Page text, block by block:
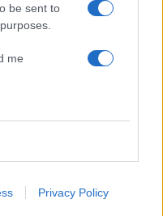
be sent to
me
Privacy Policy
Πότε μπορεί να
να επιβληθεί
-
ραντεβού του
τιμών –
πρωτοβουλία,